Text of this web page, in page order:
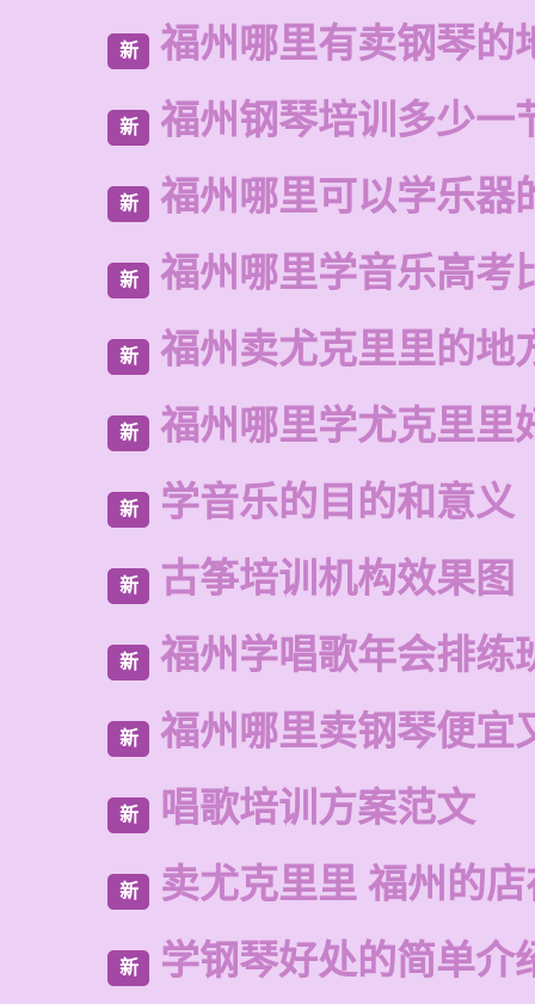
新 福州哪里有卖钢琴的
新 福州钢琴培训多少一
新 福州哪里可以学乐器
新 福州哪里学音乐高考
新 福州卖尤克里里的地
新 福州哪里学尤克里里
新 学音乐的目的和意义
新 古筝培训机构效果图
新 福州学唱歌年会排练
新 福州哪里卖钢琴便宜
新 唱歌培训方案范文
新 卖尤克里里 福州的
新 学钢琴好处的简单介